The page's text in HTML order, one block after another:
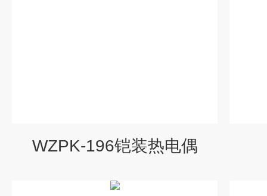
WZPK-196铠装热电偶